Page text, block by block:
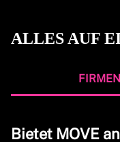
ALLES AUF
Bietet MOVE